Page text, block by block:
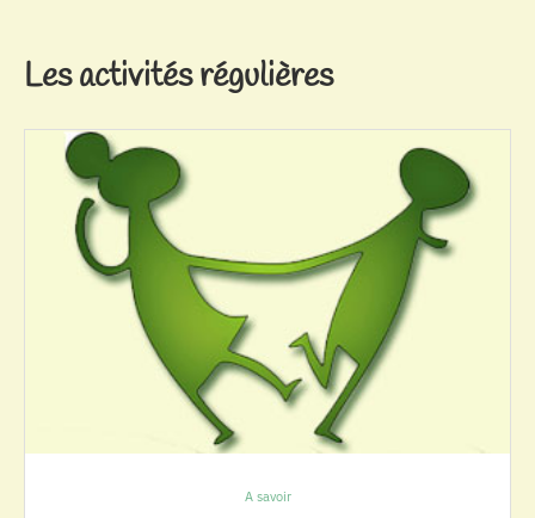
Les activités régulières
A savoir